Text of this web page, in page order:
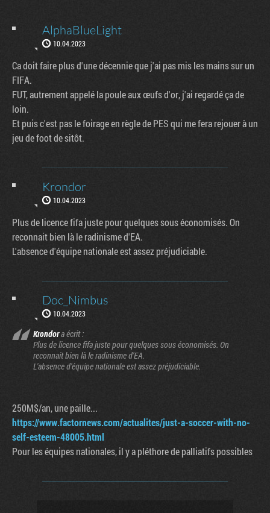
AlphaBlueLight
10.04.2023
Ca doit faire plus d'une décennie que j'ai pas mis les mains sur un
FIFA.
FUT, autrement appelé la poule aux œufs d'or, j'ai regardé ça de
loin.
Et puis c'est pas le foirage en règle de PES qui me fera rejouer à un
jeu de foot de sitôt.
Krondor
10.04.2023
Plus de licence fifa juste pour quelques sous économisés. On
reconnait bien là le radinisme d'EA.
L'absence d'équipe nationale est assez préjudiciable.
Doc_Nimbus
10.04.2023
Krondora écrit :
Plus de licence fifa juste pour quelques sous économisés. On
reconnait bien là le radinisme d'EA.
L'absence d'équipe nationale est assez préjudiciable.
250M$/an, une paille...
https://www.factornews.com/actualites/just-a-soccer-with-no-
self-esteem-48005.html
Pour les équipes nationales, il y a pléthore de palliatifs possibles